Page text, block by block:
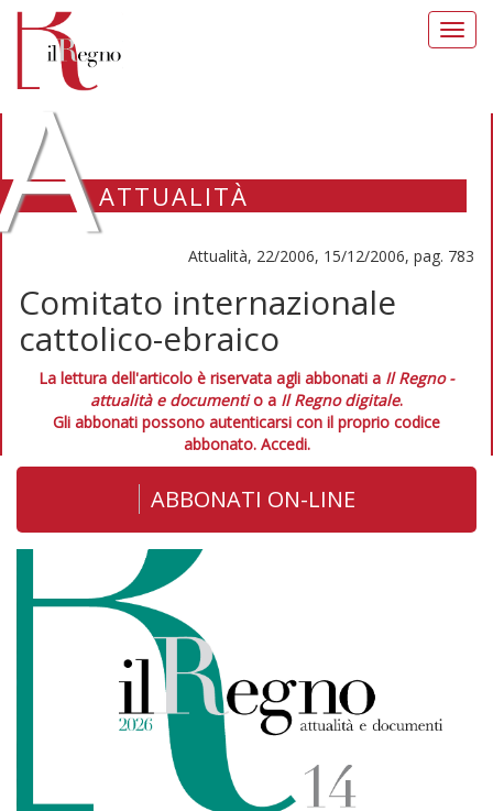
ATTUALITÀ
Attualità, 22/2006, 15/12/2006, pag. 783
Comitato internazionale
cattolico-ebraico
La lettura dell'articolo è riservata agli abbonati a Il Regno -
attualità e documentio a Il Regno digitale.
Gli abbonati possono autenticarsi con il proprio codice
abbonato. Accedi.
ABBONATI ON-LINE